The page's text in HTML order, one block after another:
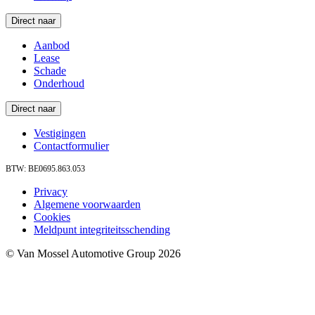
Direct naar
Aanbod
Lease
Schade
Onderhoud
Direct naar
Vestigingen
Contactformulier
BTW: BE0695.863.053
Privacy
Algemene voorwaarden
Cookies
Meldpunt integriteitsschending
© Van Mossel Automotive Group 2026